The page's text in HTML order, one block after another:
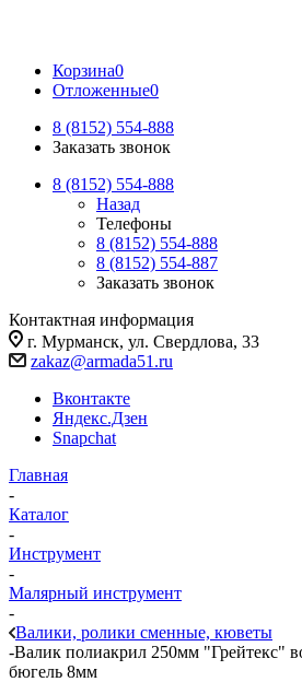
Корзина0
Отложенные0
8 (8152) 554-888
Заказать звонок
8 (8152) 554-888
Назад
Телефоны
8 (8152) 554-888
8 (8152) 554-887
Заказать звонок
Контактная информация
г. Мурманск, ул. Свердлова, 33
zakaz@armada51.ru
Вконтакте
Яндекс.Дзен
Snapchat
Главная
-
Каталог
-
Инструмент
-
Малярный инструмент
-
Валики, ролики сменные, кюветы
-Валик полиакрил 250мм "Грейтекс"
бюгель 8мм